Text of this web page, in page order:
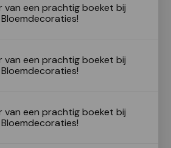
van een prachtig boeket bij
van een prachtig boeket bij
van een prachtig boeket bij